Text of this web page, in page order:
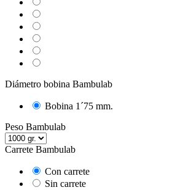
Diámetro bobina Bambulab
Bobina 1´75 mm.
Peso Bambulab
Carrete Bambulab
Con carrete
Sin carrete